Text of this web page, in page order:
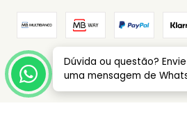
2026 AURA
All Rights Reserved.
Dúvida ou questão?
uma mensagem de